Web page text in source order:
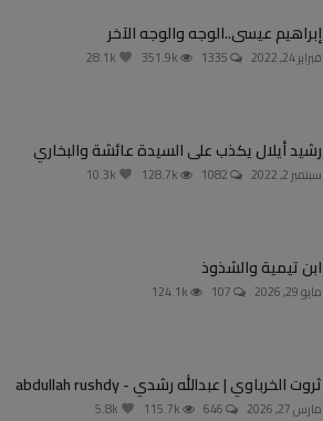
إبراهيم عيسى..الوجه والوجه الآخر
فبراير 24, 2022
رشيد أيلال يكذب على السيدة عائشة والبخاري
سبتمبر 2, 2022
ابن تيمية والشذوذ
مايو 29, 2026
ثروت الخرباوي | عبدالله رشدي - abdullah rushdy
مارس 27, 2026